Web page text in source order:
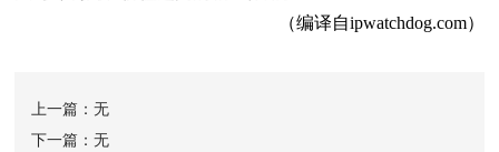
（编译自ipwatchdog.com）
上一篇：无
下一篇：无